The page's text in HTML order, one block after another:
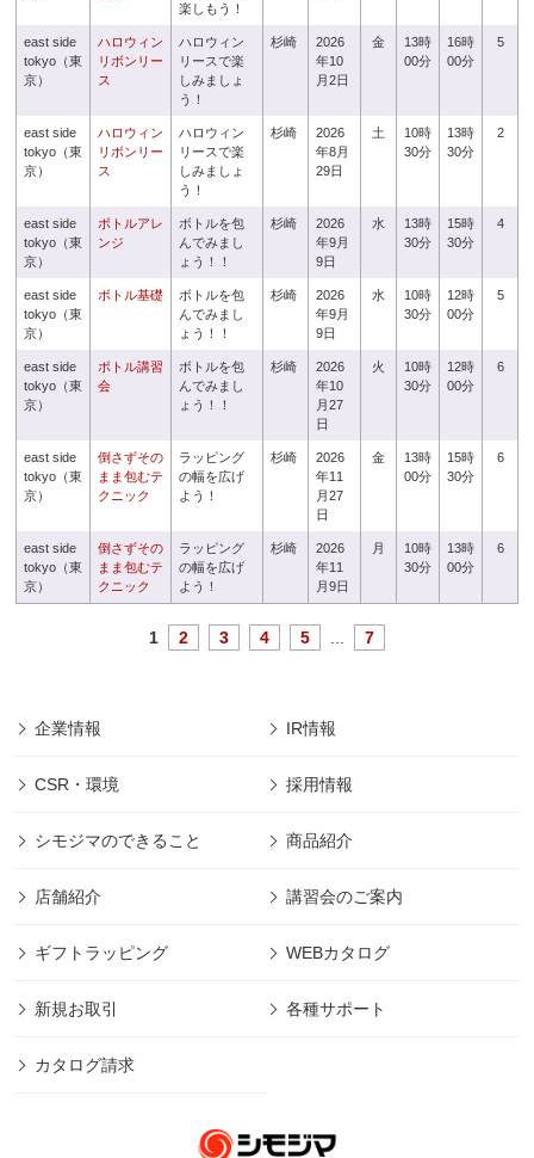
楽しもう！
east side
tokyo（東
京）
ハロウィン
リボンリー
ス
ハロウィン
リースで楽
しみましょ
う！
杉崎
2026
年10
月2日
金
13時
00分
16時
00分
5
east side
tokyo（東
京）
ハロウィン
リボンリー
ス
ハロウィン
リースで楽
しみましょ
う！
杉崎
2026
年8月
29日
土
10時
30分
13時
30分
2
east side
tokyo（東
京）
ボトルアレ
ンジ
ボトルを包
んでみまし
ょう！！
杉崎
2026
年9月
9日
水
13時
30分
15時
30分
4
east side
tokyo（東
京）
ボトル基礎
ボトルを包
んでみまし
ょう！！
杉崎
2026
年9月
9日
水
10時
30分
12時
00分
5
east side
tokyo（東
京）
ボトル講習
会
ボトルを包
んでみまし
ょう！！
杉崎
2026
年10
月27
日
火
10時
30分
12時
00分
6
east side
tokyo（東
京）
倒さずその
まま包むテ
クニック
ラッピング
の幅を広げ
よう！
杉崎
2026
年11
月27
日
金
13時
00分
15時
30分
6
east side
tokyo（東
京）
倒さずその
まま包むテ
クニック
ラッピング
の幅を広げ
よう！
杉崎
2026
年11
月9日
月
10時
30分
13時
00分
6
1 2 3 4 5 7
企業情報 IR情報
CSR・環境 採用情報
シモジマのできること 商品紹介
店舗紹介 講習会のご案内
ギフトラッピング WEBカタログ
新規お取引 各種サポート
カタログ請求